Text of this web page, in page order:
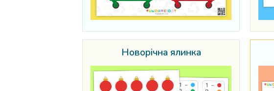
Новорічна ялинка